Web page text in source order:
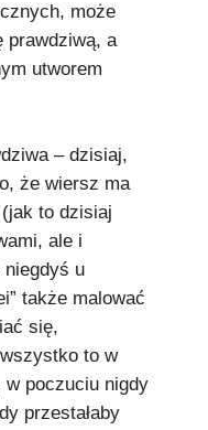
może
prawdziwą, a
utworem
– dzisiaj,
że wiersz ma
to dzisiaj
ale i
u
także malować
się,
to w
poczuciu nigdy
przestałaby